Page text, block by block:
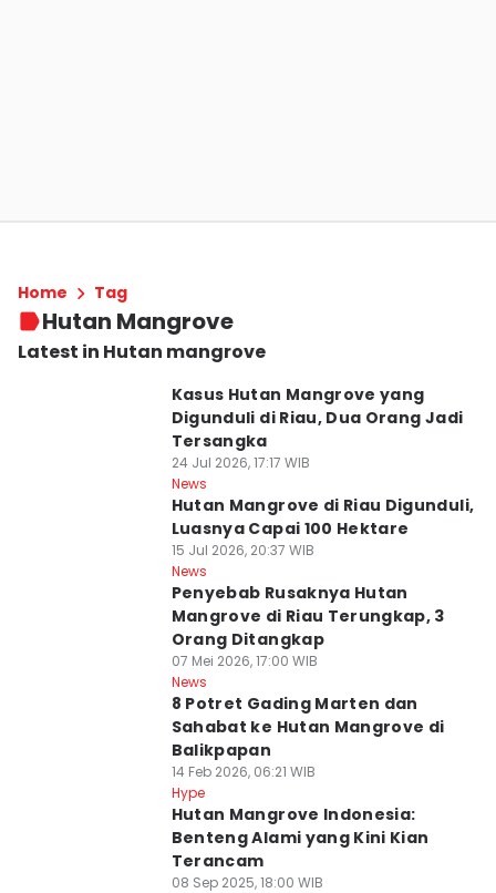
Home Tag
Hutan Mangrove
Latest in Hutan mangrove
Kasus Hutan Mangrove yang
Digunduli di Riau, Dua Orang Jadi
Tersangka
24 Jul 2026, 17:17 WIB
News
Hutan Mangrove di Riau Digunduli,
Luasnya Capai 100 Hektare
15 Jul 2026, 20:37 WIB
News
Penyebab Rusaknya Hutan
Mangrove di Riau Terungkap, 3
Orang Ditangkap
07 Mei 2026, 17:00 WIB
News
8 Potret Gading Marten dan
Sahabat ke Hutan Mangrove di
Balikpapan
14 Feb 2026, 06:21 WIB
Hype
Hutan Mangrove Indonesia:
Benteng Alami yang Kini Kian
Terancam
08 Sep 2025, 18:00 WIB